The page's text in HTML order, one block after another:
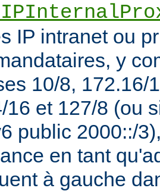
IP intranet ou
y
10/8, 172.16/
16 et 127/8 (ou
public 2000::/
en tant
à gauche